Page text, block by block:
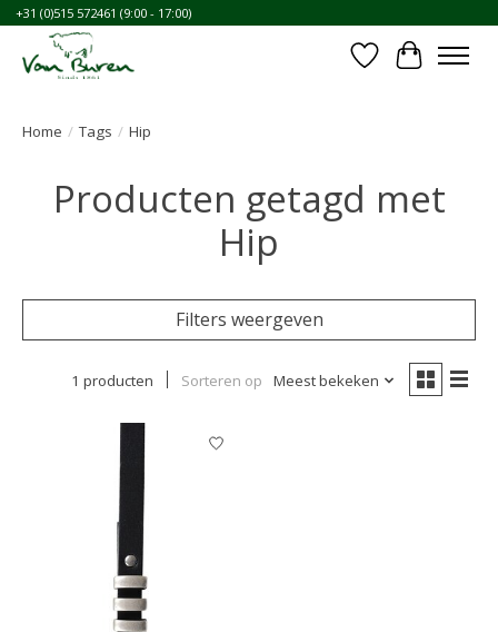
+31 (0)515 572461 (9:00 - 17:00)
Verlanglijst
Home / Tags / Hip
Producten getagd met
Hip
Filters weergeven
1 producten Sorteren op Meest bekeken